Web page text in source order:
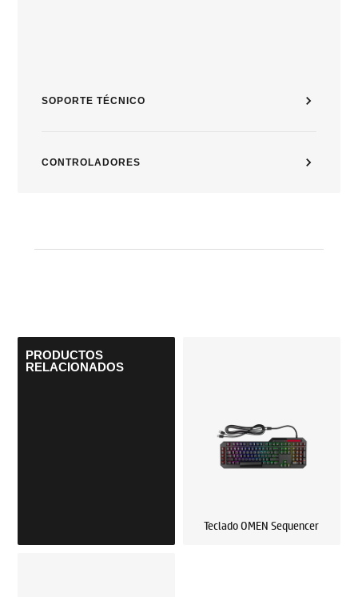
SOPORTE TÉCNICO
CONTROLADORES
PRODUCTOS
RELACIONADOS
Teclado OMEN Sequencer